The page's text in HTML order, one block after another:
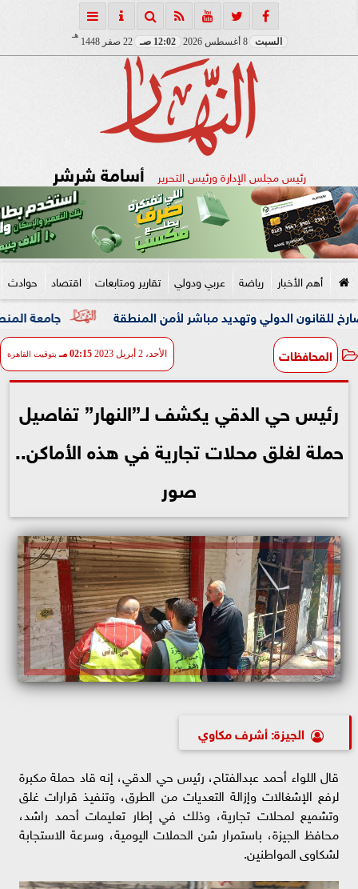
السبت 8 أغسطس 2026 12:02 صـ 22 صفر 1448
هـ
رئيس مجلس الإدارة ورئيس التحرير أسامة شرشر
أهم الأخبار رياضة عربي ودولي تقارير ومتابعات اقتصاد حوادث
جامعة المنصورة تنفي ما وتهديد مباشر لأمن المنطقة
المحافظات الأحد، 2 أبريل 2023 02:15 مـ بتوقيت القاهرة
رئيس حي الدقي يكشف لـ”النهار” تفاصيل
حملة لغلق محلات تجارية في هذه الأماكن..
صور
الجيزة: أشرف مكاوي
قال اللواء أحمد عبدالفتاح، رئيس حي الدقي، إنه قاد حملة مكبرة
لرفع الإشغالات وإزالة التعديات من الطرق، وتنفيذ قرارات غلق
وتشميع لمحلات تجارية، وذلك في إطار تعليمات أحمد راشد،
محافظ الجيزة، باستمرار شن الحملات اليومية، وسرعة الاستجابة
لشكاوى المواطنين.